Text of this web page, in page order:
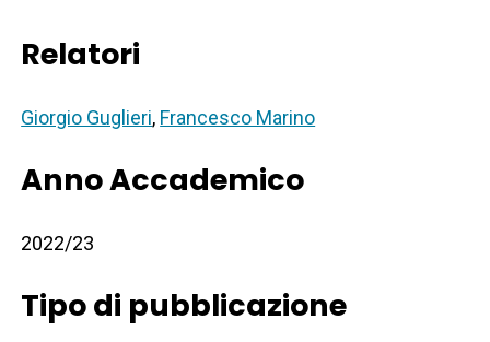
Relatori
Giorgio Guglieri, Francesco Marino
Anno Accademico
2022/23
Tipo di pubblicazione